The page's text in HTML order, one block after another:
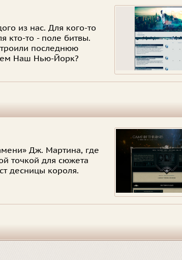
из нас. Для кого-то
кто-то - поле битвы.
последнюю
Наш Нью-Йорк?
Дж. Мартина, где
точкой для сюжета
десницы короля.